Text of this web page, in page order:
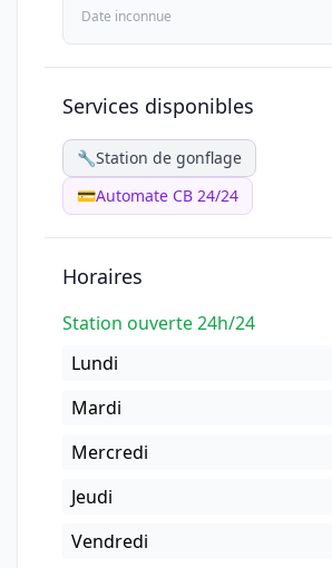
Date inconnue
Services disponibles
🔧Station de gonflage
💳Automate CB 24/24
Horaires
Station ouverte 24h/24
Lundi
Mardi
Mercredi
Jeudi
Vendredi